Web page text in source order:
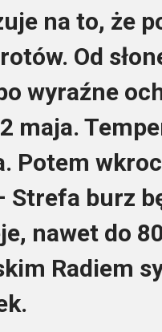
na to, że
Od
wyraźne
maja.
Potem
Strefa burz
nawet do
Radiem